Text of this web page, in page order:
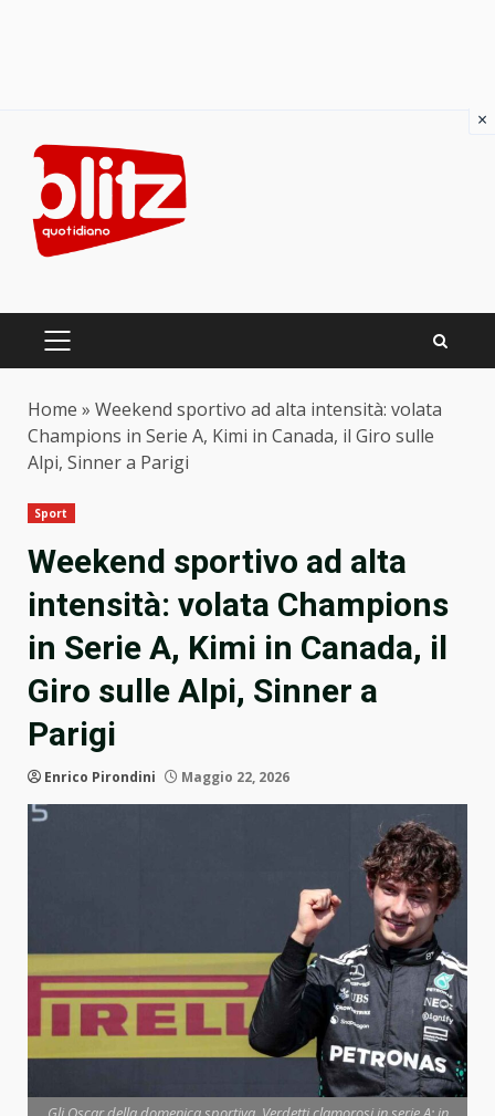
content
PRIMARY
Home » Weekend sportivo ad alta intensità: volata
Champions in Serie A, Kimi in Canada, il Giro sulle
Alpi, Sinner a Parigi
Sport
Weekend sportivo ad alta
intensità: volata Champions
in Serie A, Kimi in Canada, il
Giro sulle Alpi, Sinner a
Parigi
Enrico Pirondini Maggio 22, 2026
×